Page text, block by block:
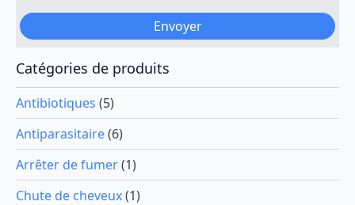
Envoyer
Catégories de produits
Antibiotiques (5)
Antiparasitaire(6)
Arrêter de fumer(1)
Chute de cheveux(1)